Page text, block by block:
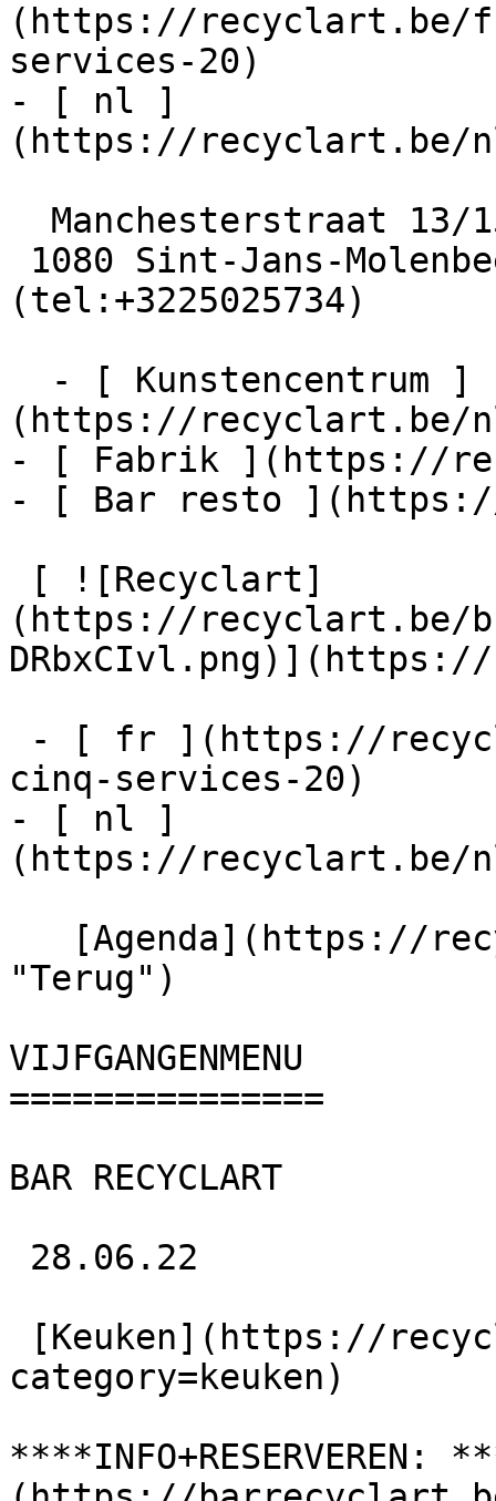
(https://recyclart.be/
services-20)
- [ nl ]
(https://recyclart.be/nl/
(tel:+3225025734)
(https://recyclart.be/
- [ Fabrik ](https://
- [ Bar resto
(https://recyclart.be/
cinq-services-20)
- [ nl ]
(https://recyclart.be/nl/
"Terug")
VIJFGANGENMENU
===============
BAR RECYCLART
category=keuken)
****INFO+RESERVEREN: